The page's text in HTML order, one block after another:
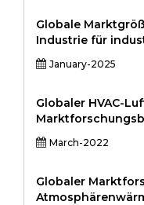
Globale
Industrie für
(Hardware,
Roboter), durch
Fertigung,
Chemikalien,
regionale Analyse,
January-2025
Globaler HVAC-
Ausblick)
March-2022
Globaler